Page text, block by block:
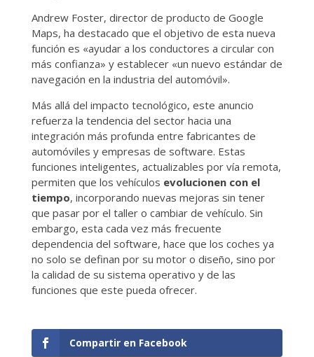
Andrew Foster, director de producto de Google
Maps, ha destacado que el objetivo de esta nueva
función es «ayudar a los conductores a circular con
más confianza» y establecer «un nuevo estándar de
navegación en la industria del automóvil».
Más allá del impacto tecnológico, este anuncio
refuerza la tendencia del sector hacia una
integración más profunda entre fabricantes de
automóviles y empresas de software. Estas
funciones inteligentes, actualizables por vía remota,
permiten que los vehículos evolucionen con el
tiempo, incorporando nuevas mejoras sin tener
que pasar por el taller o cambiar de vehículo. Sin
embargo, esta cada vez más frecuente
dependencia del software, hace que los coches ya
no solo se definan por su motor o diseño, sino por
la calidad de su sistema operativo y de las
funciones que este pueda ofrecer.
Compartir en Facebook